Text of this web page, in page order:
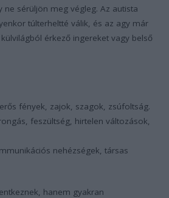
ne sérüljön meg végleg. Az autista
túlterheltté válik, és az agy már
érkező ingereket vagy belső
fények, zajok, szagok, zsúfoltság.
feszültség, hirtelen változások,
nehézségek, társas
hanem gyakran